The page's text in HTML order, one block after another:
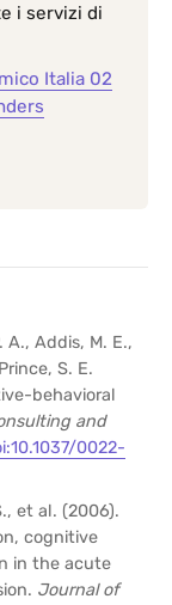
i servizi di
Italia 02
A., Addis, M. E.,
S. E.
behavioral
and
0022-
et al. (2006).
cognitive
in the acute
Journal of